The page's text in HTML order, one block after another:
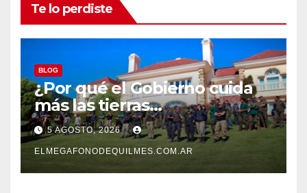
Te lo perdiste
BLOG
¿Por qué el Gobierno cuida
más las tierras
extranjerizadas que el
patrimonio de todos los
argentinos?
5 AGOSTO, 2026
ELMEGAFONODEQUILMES.COM.AR